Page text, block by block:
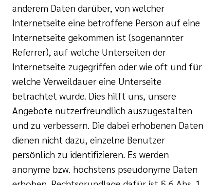
anderem Daten darüber, von welcher
Internetseite eine betroffene Person auf eine
Internetseite gekommen ist (sogenannter
Referrer), auf welche Unterseiten der
Internetseite zugegriffen oder wie oft und für
welche Verweildauer eine Unterseite
betrachtet wurde. Dies hilft uns, unsere
Angebote nutzerfreundlich auszugestalten
und zu verbessern. Die dabei erhobenen Daten
dienen nicht dazu, einzelne Benutzer
persönlich zu identifizieren. Es werden
anonyme bzw. höchstens pseudonyme Daten